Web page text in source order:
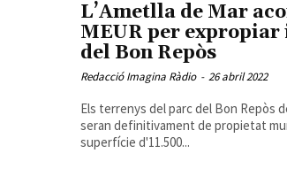
L’Ametlla de Mar
MEUR per
del Bon Repòs
Redacció Imagina Ràdio - 26 abril 2022
Els terrenys del parc del Bon Repòs
seran definitivament de propietat
superfície d'11.500...